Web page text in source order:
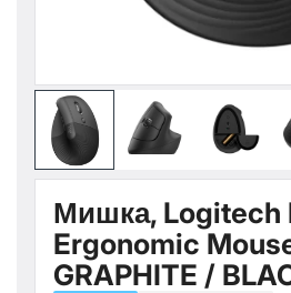
Мишка, Logitech
Ergonomic
GRAPHITE /